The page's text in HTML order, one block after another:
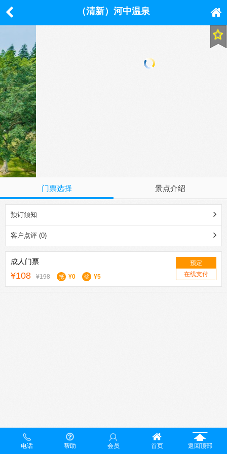
（清新）河中温泉
门票选择 景点介绍
预订须知
客户点评 (0)
成人门票
¥108 ¥198 抵 ¥0 奖 ¥5
预定
在线支付
电话 帮助 会员 首页 返回顶部